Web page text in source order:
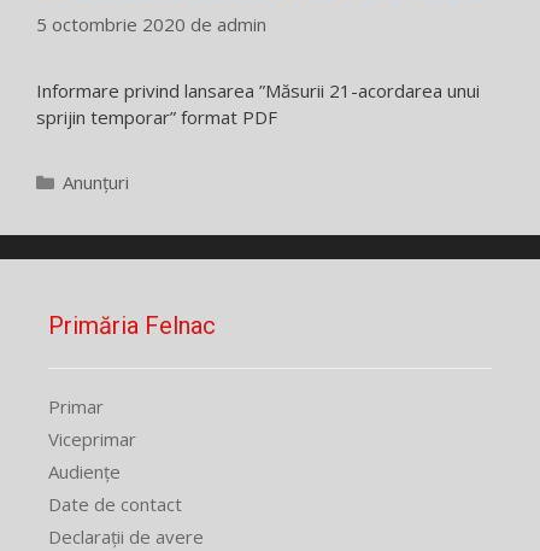
5 octombrie 2020 de admin
Informare privind lansarea ”Măsurii 21-acordarea unui
sprijin temporar” format PDF
Categorii
Anunțuri
Primăria Felnac
Primar
Viceprimar
Audiențe
Date de contact
Declarații de avere